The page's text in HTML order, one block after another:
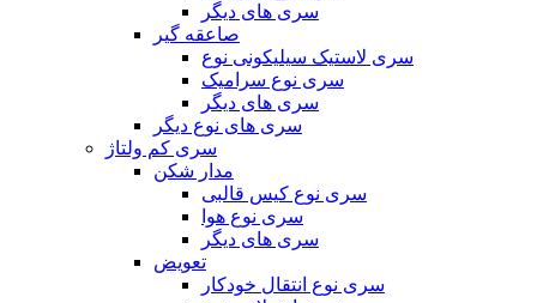
سری های دیگر
صاعقه گیر
سری لاستیک سیلیکونی نوع
سری نوع سرامیک
سری های دیگر
سری های نوع دیگر
سری کم ولتاژ
مدار شکن
سری نوع کیس قالبی
سری نوع هوا
سری های دیگر
تعویض
سری نوع انتقال خودکار